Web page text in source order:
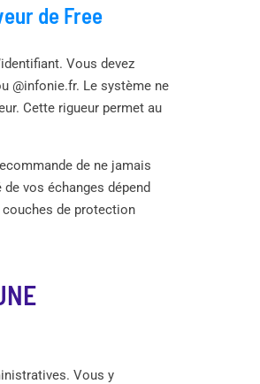
de Free
Vous devez
@infonie.fr. Le système ne
Cette rigueur permet au
de ne jamais
vos échanges dépend
de protection
Vous y